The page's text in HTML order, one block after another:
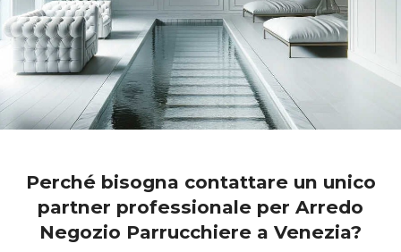
Perché bisogna contattare un unico
partner professionale per Arredo
Negozio Parrucchiere a Venezia?